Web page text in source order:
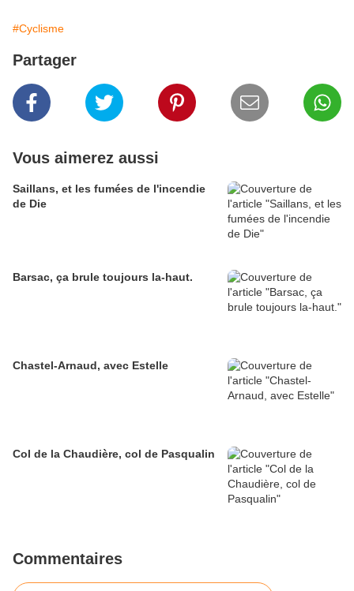
#Cyclisme
Partager
Vous aimerez aussi
Saillans, et les fumées de l'incendie
de Die
Barsac, ça brule toujours la-haut.
Chastel-Arnaud, avec Estelle
Col de la Chaudière, col de Pasqualin
Commentaires